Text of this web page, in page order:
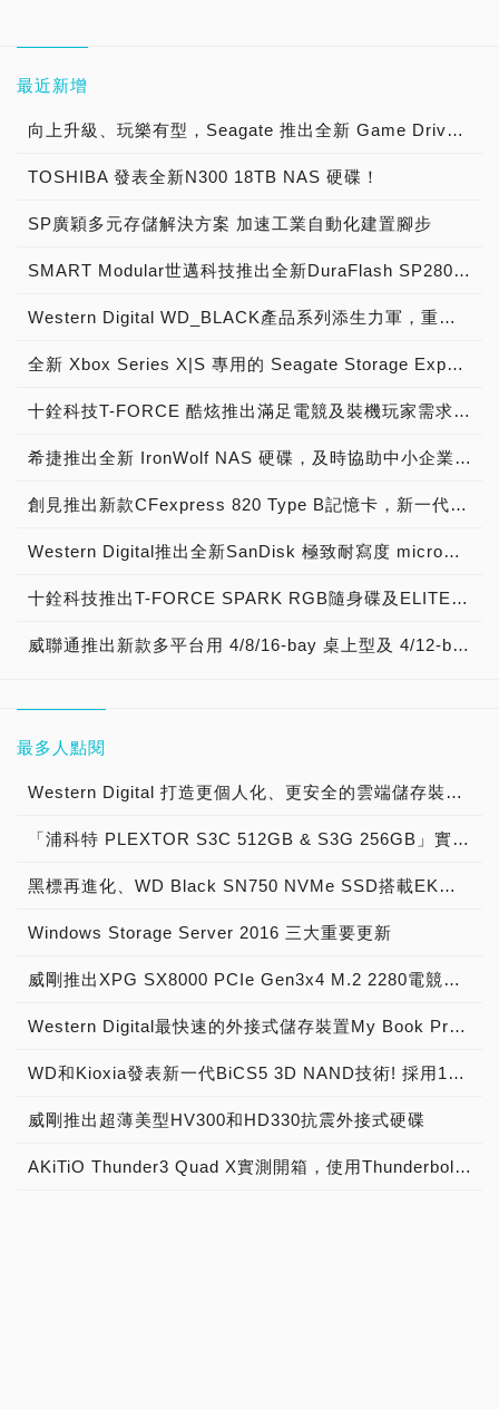
最近新增
向上升級、玩樂有型，Seagate 推出全新 Game Drive for Xbox 《最後一戰：無限》特別版
TOSHIBA 發表全新N300 18TB NAS 硬碟！
SP廣穎多元存儲解決方案 加速工業自動化建置腳步
SMART Modular世邁科技推出全新DuraFlash SP2800 PCIe NVMe SSD固態硬碟 適用網通與儲存伺服器應用，提供M.2 2280、M.2 22110及U.2介面規格滿足不同需求
Western Digital WD_BLACK產品系列添生力軍，重新定義次世代遊戲體驗，三款創新、高效能SSD專為玩家打造最佳遊戲利器
全新 Xbox Series X|S 專用的 Seagate Storage Expansion Card，擴充容量並保有次世代的遊戲效能
十銓科技T-FORCE 酷炫推出滿足電競及裝機玩家需求的魅力新品，GAMING A2記憶卡飆速載入 暢遊手遊，SSD Adaptor 盡情展示 風采無限
希捷推出全新 IronWolf NAS 硬碟，及時協助中小企業規劃資料導向的疫情後復甦策略
創見推出新款CFexpress 820 Type B記憶卡，新一代數位影像高速儲存方案！
Western Digital推出全新SanDisk 極致耐寫度 microSD記憶卡，讓消費者能更安心拍攝高畫質影片，專為行車記錄器與家用監控系統設計 支援最高12萬小時連續錄影
十銓科技推出T-FORCE SPARK RGB隨身碟及ELITE SDXC 4K高畫質記憶卡，美學科技智慧結合 賦予儲存生活新樣貌
威聯通推出新款多平台用 4/8/16-bay 桌上型及 4/12-bay 機架式 TL 多通道 SATA JBOD 儲存擴充設備
最多人點閱
Western Digital 打造更個人化、更安全的雲端儲存裝置 全新My Cloud OS 3操作系統讓相片分享、資料備份及同步功能由消費者全盤掌控
「浦科特 PLEXTOR S3C 512GB & S3G 256GB」實測開箱，2.5吋M.2與SATA 6Gb/s介面固態硬碟重裝上陣！
黑標再進化、WD Black SN750 NVMe SSD搭載EKWB散熱與2TB大容量
Windows Storage Server 2016 三大重要更新
威剛推出XPG SX8000 PCIe Gen3x4 M.2 2280電競固態硬碟
Western Digital最快速的外接式儲存裝置My Book Pro耀眼登場 最新 Thunderbolt 儲存裝置提供創意專業人士高達 12 TB 儲存空間
WD和Kioxia發表新一代BiCS5 3D NAND技術! 採用112層設計，容量可再提升20%
威剛推出超薄美型HV300和HD330抗震外接式硬碟
AKiTiO Thunder3 Quad X實測開箱，使用Thunderbolt 3介面的全金屬超高質感DAS工作站！